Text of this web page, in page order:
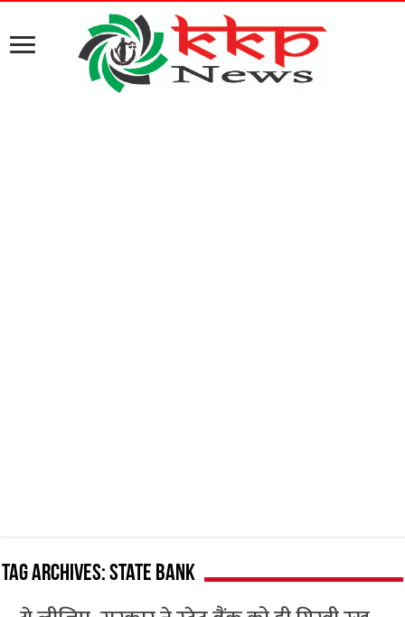
Tag Archives:State Bank